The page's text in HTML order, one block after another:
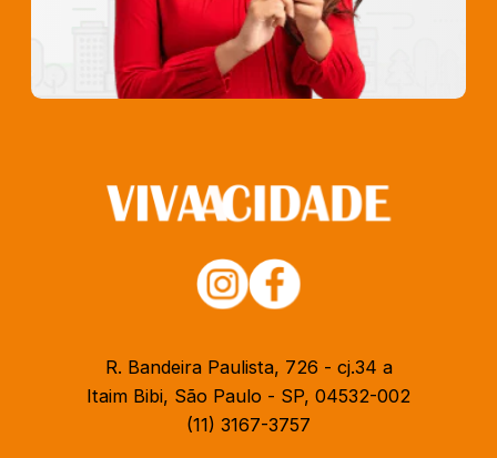
R. Bandeira Paulista, 726 - cj.34 a
Itaim Bibi, São Paulo - SP, 04532-002
(11) 3167-3757